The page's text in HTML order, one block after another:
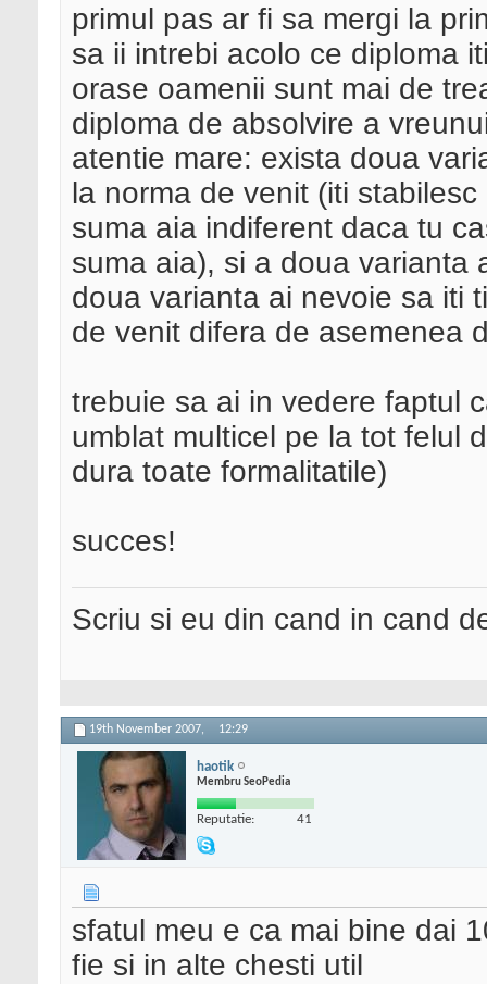
primul pas ar fi sa mergi la
sa ii intrebi acolo ce diploma
orase oamenii sunt mai de
diploma de absolvire a
atentie mare: exista doua
la norma de venit (iti
suma aia indiferent daca tu
suma aia), si a doua varianta
doua varianta ai nevoie sa iti
de venit difera de asemenea
trebuie sa ai in vedere faptul
umblat multicel pe la tot felul
dura toate formalitatile)
succes!
Scriu si eu din cand in cand
19th November 2007, 12:29
haotik
Membru SeoPedia
Reputatie: 41
sfatul meu e ca mai bine dai
fie si in alte chesti util